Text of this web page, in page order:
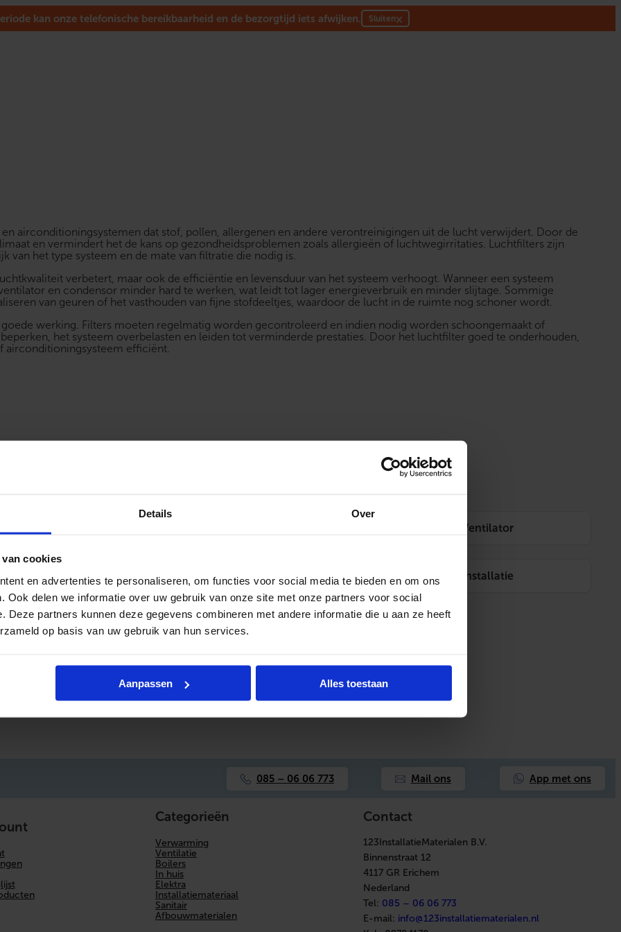
Details Over
cookies
en advertenties te personaliseren, om functies voor social media te bieden en om ons
Ook delen we informatie over uw gebruik van onze site met onze partners voor social
Deze partners kunnen deze gegevens combineren met andere informatie die u aan ze heeft
op basis van uw gebruik van hun services.
Aanpassen Alles toestaan
kan onze telefonische bereikbaarheid en de bezorgtijd iets afwijken. Sluiten×
airconditioningsystemen dat stof, pollen, allergenen en andere verontreinigingen uit de lucht verwijdert. Door de
en vermindert het de kans op gezondheidsproblemen zoals allergieën of luchtwegirritaties. Luchtfilters zijn
van het type systeem en de mate van filtratie die nodig is.
verbetert, maar ook de efficiëntie en levensduur van het systeem verhoogt. Wanneer een systeem
en condensor minder hard te werken, wat leidt tot lager energieverbruik en minder slijtage. Sommige
van geuren of het vasthouden van fijne stofdeeltjes, waardoor de lucht in de ruimte nog schoner wordt.
werking. Filters moeten regelmatig worden gecontroleerd en indien nodig worden schoongemaakt of
het systeem overbelasten en leiden tot verminderde prestaties. Door het luchtfilter goed te onderhouden,
efficiënt.
Ventilator
Compressor Installatie
Koelmiddel
085 – 06 06 773 Mail ons App met ons
Categorieën
Verwarming
Ventilatie
Boilers
In huis
Elektra
Installatiemateriaal
Sanitair
Afbouwmaterialen
Contact
123InstallatieMaterialen B.V.
Binnenstraat 12
4117 GR Erichem
Nederland
Tel: 085 – 06 06 773
E-mail: info@123installatiematerialen.nl